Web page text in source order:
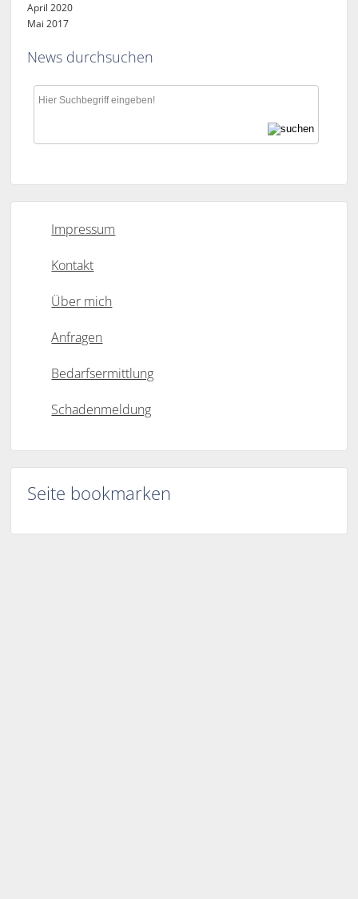
April 2020
Mai 2017
News durchsuchen
Impressum
Kontakt
Über mich
Anfragen
Bedarfsermittlung
Schadenmeldung
Seite bookmarken